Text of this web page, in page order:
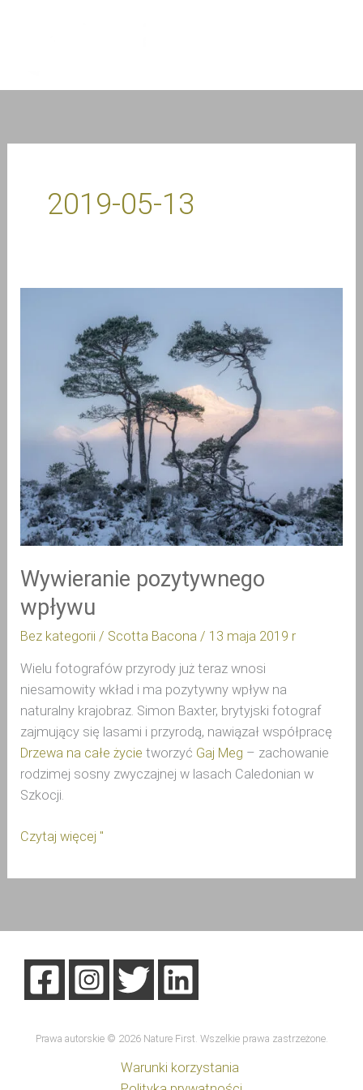
2019-05-13
Wywieranie pozytywnego
wpływu
Bez kategorii / Scotta Bacona/ 13 maja 2019 r
Wielu fotografów przyrody już teraz wnosi
niesamowity wkład i ma pozytywny wpływ na
naturalny krajobraz. Simon Baxter, brytyjski fotograf
Drzewa na całe życie tworzyć Gaj Meg – zachowanie
rodzimej sosny zwyczajnej w lasach Caledonian w
Szkocji.
Czytaj więcej "
Prawa autorskie © 2026 Nature First. Wszelkie prawa zastrzeżone.
Warunki korzystania